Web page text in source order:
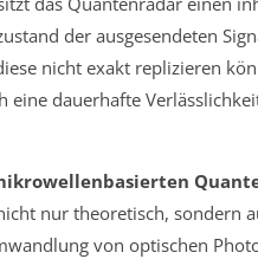
der ausgesendeten
nicht exakt replizieren
eine dauerhafte
nur theoretisch, sondern
von optischen